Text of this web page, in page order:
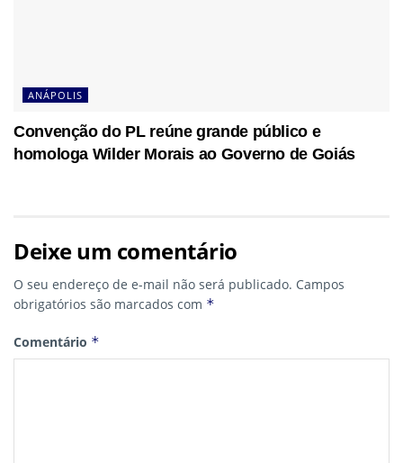
ANÁPOLIS
Convenção do PL reúne grande público e
homologa Wilder Morais ao Governo de Goiás
Deixe um comentário
O seu endereço de e-mail não será publicado. Campos
obrigatórios são marcados com *
Comentário *